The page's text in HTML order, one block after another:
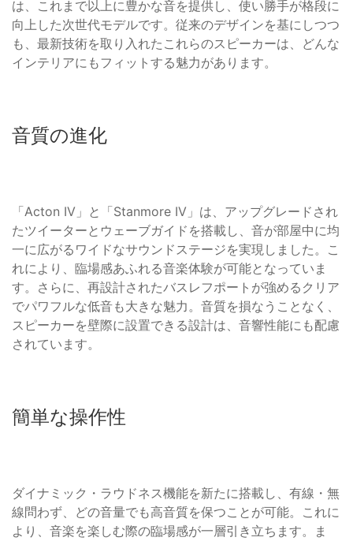
は、これまで以上に豊かな音を提供し、使い勝手が格段に
向上した次世代モデルです。従来のデザインを基にしつつ
も、最新技術を取り入れたこれらのスピーカーは、どんな
インテリアにもフィットする魅力があります。
音質の進化
「Acton IV」と「Stanmore IV」は、アップグレードされ
たツイーターとウェーブガイドを搭載し、音が部屋中に均
一に広がるワイドなサウンドステージを実現しました。こ
れにより、臨場感あふれる音楽体験が可能となっていま
す。さらに、再設計されたバスレフポートが強めるクリア
でパワフルな低音も大きな魅力。音質を損なうことなく、
スピーカーを壁際に設置できる設計は、音響性能にも配慮
されています。
簡単な操作性
ダイナミック・ラウドネス機能を新たに搭載し、有線・無
線問わず、どの音量でも高音質を保つことが可能。これに
より、音楽を楽しむ際の臨場感が一層引き立ちます。ま